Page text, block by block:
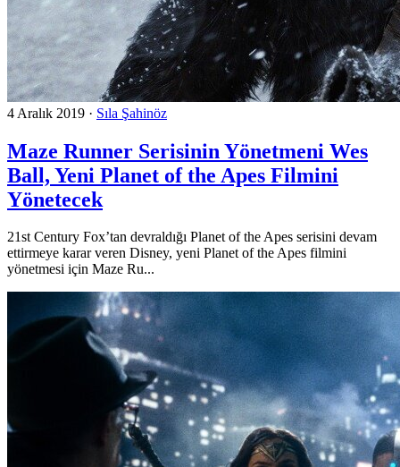
4 Aralık 2019 · Sıla Şahinöz
Maze Runner Serisinin Yönetmeni Wes
Ball, Yeni Planet of the Apes Filmini
Yönetecek
21st Century Fox’tan devraldığı Planet of the Apes serisini devam
ettirmeye karar veren Disney, yeni Planet of the Apes filmini
yönetmesi için Maze Ru...